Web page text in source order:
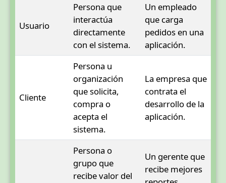
Usuario
Persona que
interactúa
directamente
con el sistema.
Un empleado
que carga
pedidos en una
aplicación.
Cliente
Persona u
organización
que solicita,
compra o
acepta el
sistema.
La empresa que
contrata el
desarrollo de la
aplicación.
Persona o
grupo que
recibe valor del
Un gerente que
recibe mejores